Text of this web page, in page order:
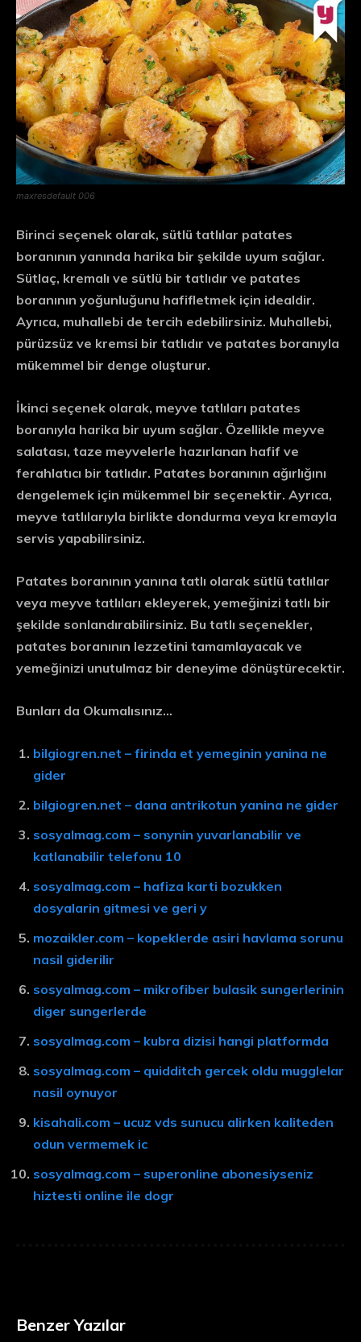
maxresdefault 006
Birinci seçenek olarak, sütlü tatlılar patates
boranının yanında harika bir şekilde uyum sağlar.
Sütlaç, kremalı ve sütlü bir tatlıdır ve patates
boranının yoğunluğunu hafifletmek için idealdir.
Ayrıca, muhallebi de tercih edebilirsiniz. Muhallebi,
pürüzsüz ve kremsi bir tatlıdır ve patates boranıyla
mükemmel bir denge oluşturur.
İkinci seçenek olarak, meyve tatlıları patates
boranıyla harika bir uyum sağlar. Özellikle meyve
salatası, taze meyvelerle hazırlanan hafif ve
ferahlatıcı bir tatlıdır. Patates boranının ağırlığını
dengelemek için mükemmel bir seçenektir. Ayrıca,
meyve tatlılarıyla birlikte dondurma veya kremayla
servis yapabilirsiniz.
Patates boranının yanına tatlı olarak sütlü tatlılar
veya meyve tatlıları ekleyerek, yemeğinizi tatlı bir
şekilde sonlandırabilirsiniz. Bu tatlı seçenekler,
patates boranının lezzetini tamamlayacak ve
yemeğinizi unutulmaz bir deneyime dönüştürecektir.
Bunları da Okumalısınız…
bilgiogren.net – firinda et yemeginin yanina ne
gider
bilgiogren.net – dana antrikotun yanina ne gider
sosyalmag.com – sonynin yuvarlanabilir ve
katlanabilir telefonu 10
sosyalmag.com – hafiza karti bozukken
dosyalarin gitmesi ve geri y
mozaikler.com – kopeklerde asiri havlama sorunu
nasil giderilir
sosyalmag.com – mikrofiber bulasik sungerlerinin
diger sungerlerde
sosyalmag.com – kubra dizisi hangi platformda
sosyalmag.com – quidditch gercek oldu mugglelar
nasil oynuyor
kisahali.com – ucuz vds sunucu alirken kaliteden
odun vermemek ic
sosyalmag.com – superonline abonesiyseniz
hiztesti online ile dogr
Benzer Yazılar